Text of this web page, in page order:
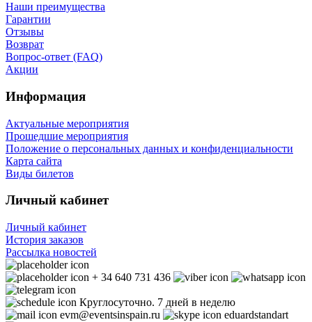
Наши преимущества
Гарантии
Отзывы
Возврат
Вопрос-ответ (FAQ)
Акции
Информация
Актуальные мероприятия
Прошедшие мероприятия
Положение о персональных данных и конфиденциальности
Карта сайта
Виды билетов
Личный кабинет
Личный кабинет
История заказов
Рассылка новостей
+ 34 640 731 436
Круглосуточно. 7 дней в неделю
evm@eventsinspain.ru
eduardstandart